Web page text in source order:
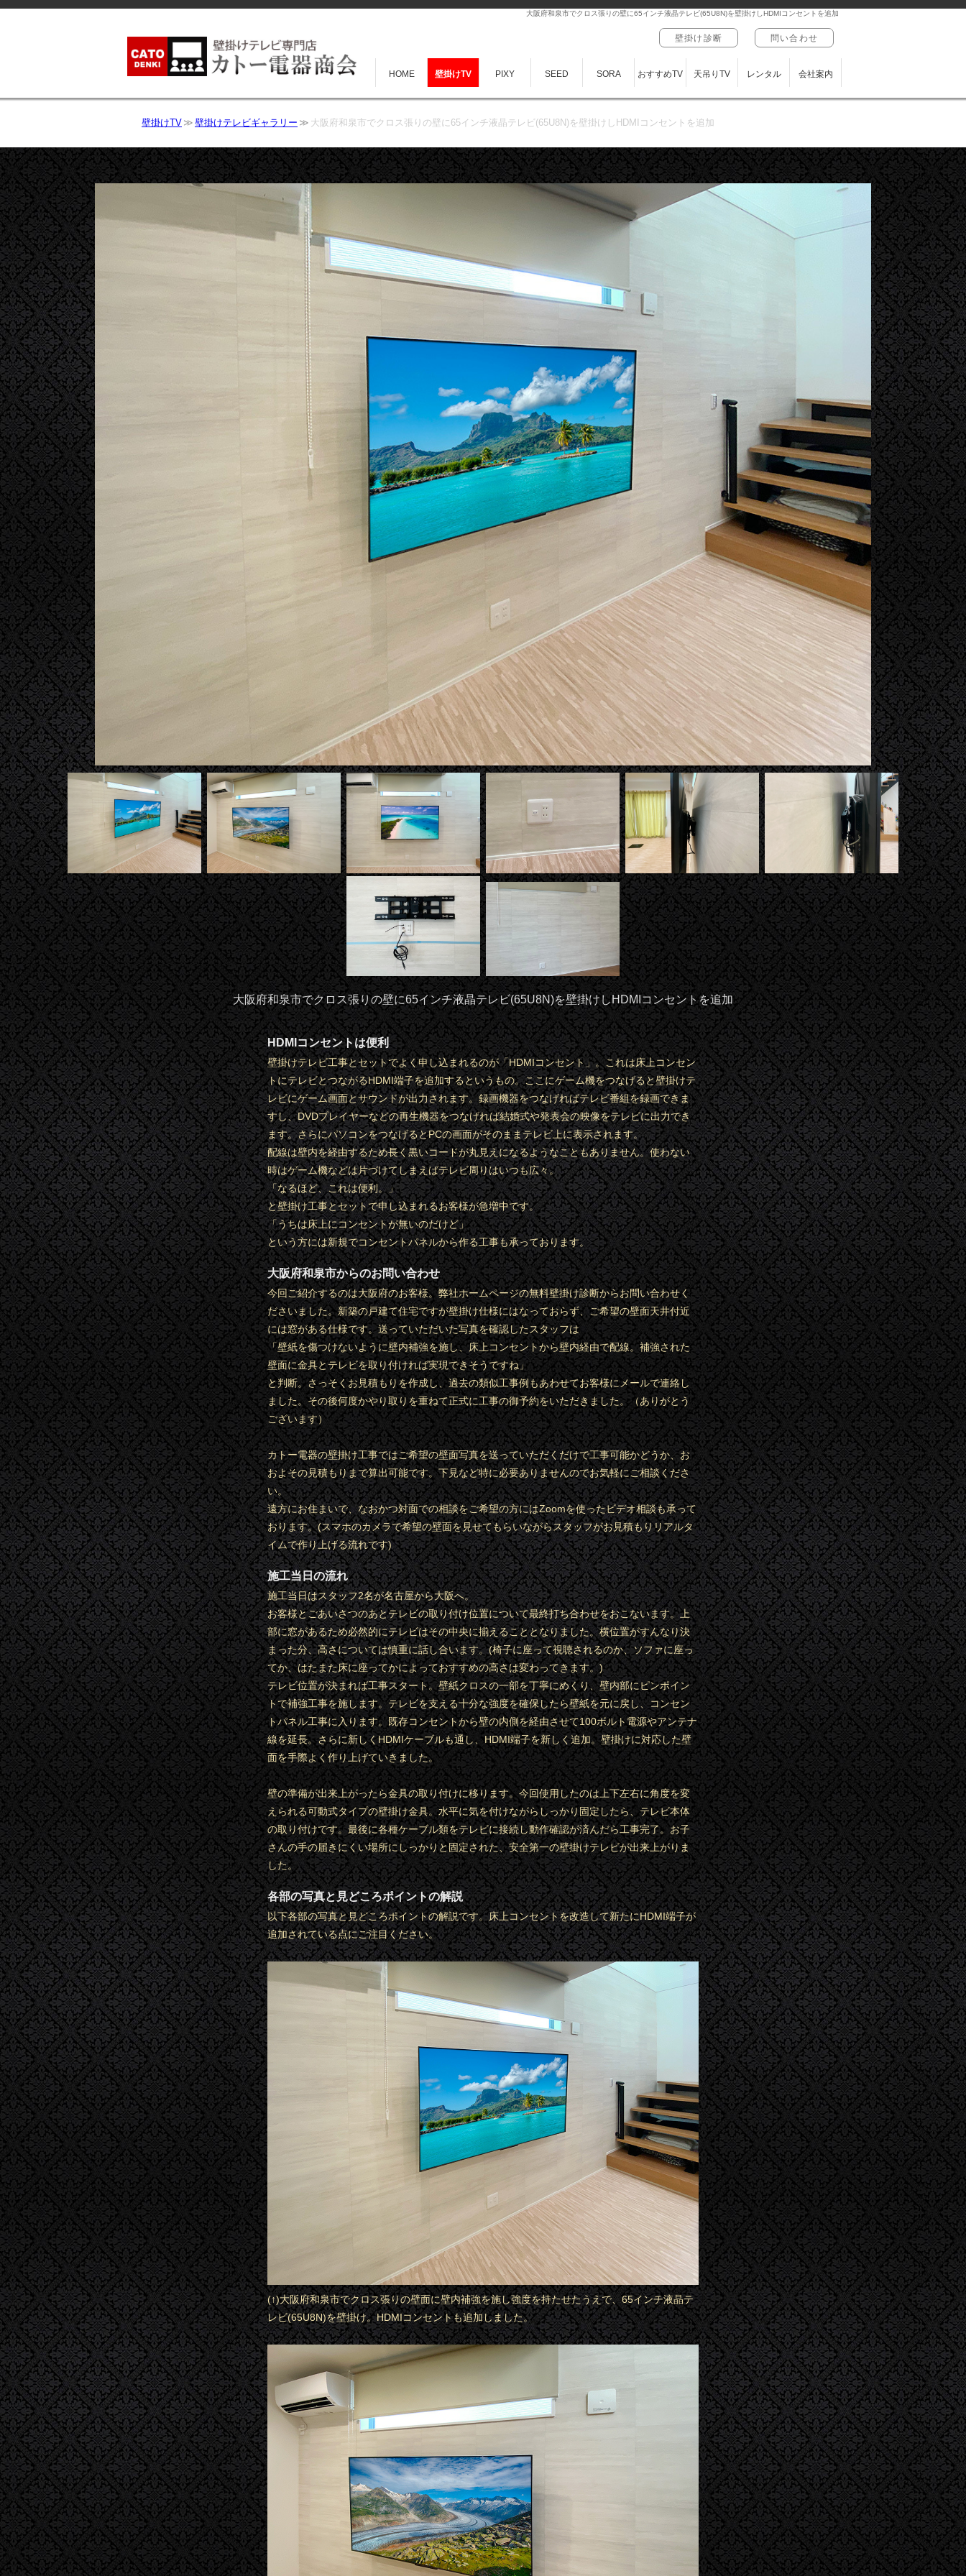
大阪府和泉市でクロス張りの壁に65インチ液晶テレビ(65U8N)を壁掛けしHDMIコンセントを追加
壁掛け診断 問い合わせ
HOME 壁掛けTV PIXY SEED SORA おすすめTV 天吊りTV レンタル 会社案内
壁掛けTV 壁掛けテレビギャラリー 大阪府和泉市でクロス張りの壁に65インチ液晶テレビ(65U8N)を壁掛けしHDMIコンセントを追加
大阪府和泉市でクロス張りの壁に65インチ液晶テレビ(65U8N)を壁掛けしHDMIコンセントを追加
HDMIコンセントは便利
壁掛けテレビ工事とセットでよく申し込まれるのが「HDMIコンセント」。これは床上コンセン
トにテレビとつながるHDMI端子を追加するというもの。ここにゲーム機をつなげると壁掛けテ
レビにゲーム画面とサウンドが出力されます。録画機器をつなげればテレビ番組を録画できま
すし、DVDプレイヤーなどの再生機器をつなげれば結婚式や発表会の映像をテレビに出力でき
ます。さらにパソコンをつなげるとPCの画面がそのままテレビ上に表示されます。
配線は壁内を経由するため長く黒いコードが丸見えになるようなこともありません。使わない
時はゲーム機などは片づけてしまえばテレビ周りはいつも広々。
「なるほど、これは便利。」
と壁掛け工事とセットで申し込まれるお客様が急増中です。
「うちは床上にコンセントが無いのだけど」
という方には新規でコンセントパネルから作る工事も承っております。
大阪府和泉市からのお問い合わせ
今回ご紹介するのは大阪府のお客様。弊社ホームページの無料壁掛け診断からお問い合わせく
ださいました。新築の戸建て住宅ですが壁掛け仕様にはなっておらず、ご希望の壁面天井付近
には窓がある仕様です。送っていただいた写真を確認したスタッフは
「壁紙を傷つけないように壁内補強を施し、床上コンセントから壁内経由で配線。補強された
壁面に金具とテレビを取り付ければ実現できそうですね」
と判断。さっそくお見積もりを作成し、過去の類似工事例もあわせてお客様にメールで連絡し
ました。その後何度かやり取りを重ねて正式に工事の御予約をいただきました。（ありがとう
ございます）
カトー電器の壁掛け工事ではご希望の壁面写真を送っていただくだけで工事可能かどうか、お
およその見積もりまで算出可能です。下見など特に必要ありませんのでお気軽にご相談くださ
い。
遠方にお住まいで、なおかつ対面での相談をご希望の方にはZoomを使ったビデオ相談も承って
おります。(スマホのカメラで希望の壁面を見せてもらいながらスタッフがお見積もりリアルタ
イムで作り上げる流れです)
施工当日の流れ
施工当日はスタッフ2名が名古屋から大阪へ。
お客様とごあいさつのあとテレビの取り付け位置について最終打ち合わせをおこないます。上
部に窓があるため必然的にテレビはその中央に揃えることとなりました。横位置がすんなり決
まった分、高さについては慎重に話し合います。(椅子に座って視聴されるのか、ソファに座っ
てか、はたまた床に座ってかによっておすすめの高さは変わってきます。)
テレビ位置が決まれば工事スタート。壁紙クロスの一部を丁寧にめくり、壁内部にピンポイン
トで補強工事を施します。テレビを支える十分な強度を確保したら壁紙を元に戻し、コンセン
トパネル工事に入ります。既存コンセントから壁の内側を経由させて100ボルト電源やアンテナ
線を延長。さらに新しくHDMIケーブルも通し、HDMI端子を新しく追加。壁掛けに対応した壁
面を手際よく作り上げていきました。
壁の準備が出来上がったら金具の取り付けに移ります。今回使用したのは上下左右に角度を変
えられる可動式タイプの壁掛け金具。水平に気を付けながらしっかり固定したら、テレビ本体
の取り付けです。最後に各種ケーブル類をテレビに接続し動作確認が済んだら工事完了。お子
さんの手の届きにくい場所にしっかりと固定された、安全第一の壁掛けテレビが出来上がりま
した。
各部の写真と見どころポイントの解説
以下各部の写真と見どころポイントの解説です。床上コンセントを改造して新たにHDMI端子が
追加されている点にご注目ください。
(↑)大阪府和泉市でクロス張りの壁面に壁内補強を施し強度を持たせたうえで、65インチ液晶テ
レビ(65U8N)を壁掛け。HDMIコンセントも追加しました。